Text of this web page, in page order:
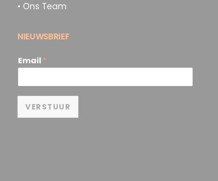
• Ons Team
NIEUWSBRIEF
Email *
VERSTUUR